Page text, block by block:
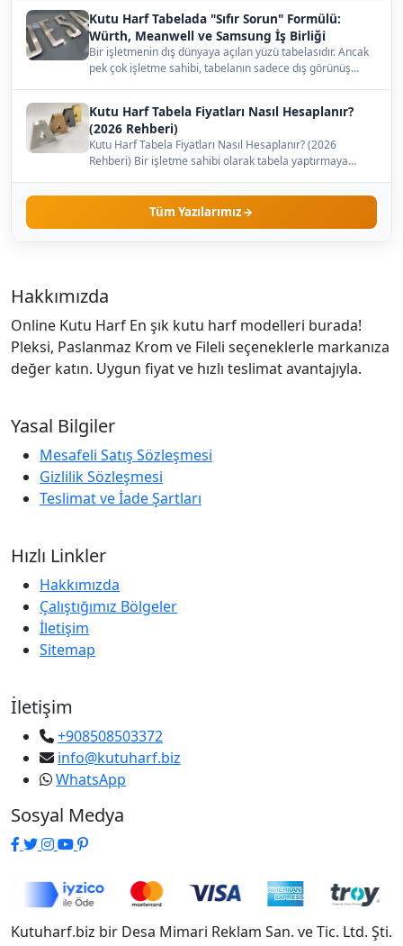
Kutu Harf Tabelada "Sıfır Sorun" Formülü:
Würth, Meanwell ve Samsung İş Birliği
Bir işletmenin dış dünyaya açılan yüzü tabelasıdır. Ancak
pek çok işletme sahibi, tabelanın sadece dış görünüş…
Kutu Harf Tabela Fiyatları Nasıl Hesaplanır?
(2026 Rehberi)
Kutu Harf Tabela Fiyatları Nasıl Hesaplanır? (2026
Rehberi) Bir işletme sahibi olarak tabela yaptırmaya
Tüm Yazılarımız
Hakkımızda
Online Kutu Harf En şık kutu harf modelleri burada!
Pleksi, Paslanmaz Krom ve Fileli seçeneklerle markanıza
değer katın. Uygun fiyat ve hızlı teslimat avantajıyla.
Yasal Bilgiler
Mesafeli Satış Sözleşmesi
Gizlilik Sözleşmesi
Teslimat ve İade Şartları
Hızlı Linkler
Hakkımızda
Çalıştığımız Bölgeler
İletişim
Sitemap
İletişim
+908508503372
info@kutuharf.biz
WhatsApp
Sosyal Medya
Kutuharf.biz bir Desa Mimari Reklam San. ve Tic. Ltd. Şti.